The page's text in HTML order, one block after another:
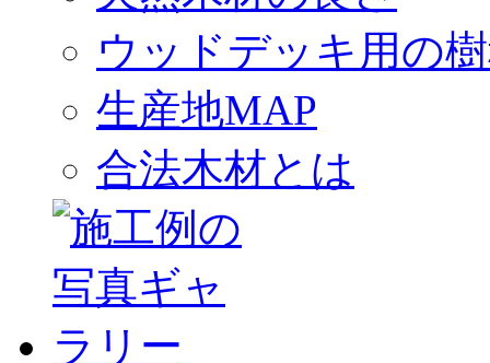
ウッドデッキ用の
生産地MAP
合法木材とは